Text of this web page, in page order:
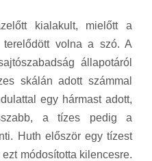
kialakult, mielőtt a
terelődött volna a szó. A
állapotáról
skálán adott számmal
egy hármast adott,
a tízes pedig a
Huth először egy tízest
módosította kilencesre.